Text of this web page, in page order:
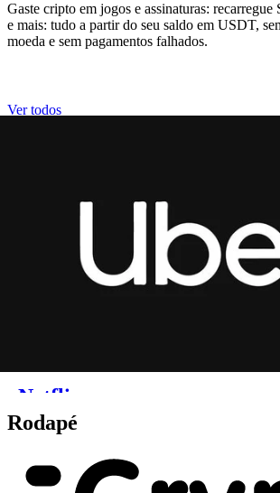
Gaste cripto em jogos e assinaturas:
e mais: tudo a partir do seu saldo em USDT,
moeda e sem pagamentos falhados.
Rodapé